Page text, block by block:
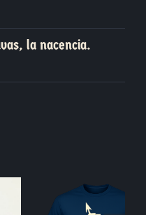
la nacencia.